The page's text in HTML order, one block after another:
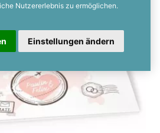
Nutzererlebnis zu ermöglichen.
Einstellungen ändern